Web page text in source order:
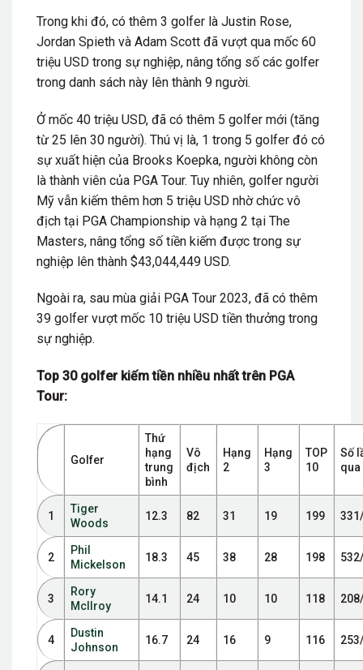
Trong khi đó, có thêm 3 golfer là Justin Rose,
Jordan Spieth và Adam Scott đã vượt qua mốc 60
triệu USD trong sự nghiệp, nâng tổng số các golfer
trong danh sách này lên thành 9 người.
Ở mốc 40 triệu USD, đã có thêm 5 golfer mới (tăng
từ 25 lên 30 người). Thú vị là, 1 trong 5 golfer đó có
sự xuất hiện của Brooks Koepka, người không còn
là thành viên của PGA Tour. Tuy nhiên, golfer người
Mỹ vẫn kiếm thêm hơn 5 triệu USD nhờ chức vô
địch tại PGA Championship và hạng 2 tại The
Masters, nâng tổng số tiền kiếm được trong sự
nghiệp lên thành $43,044,449 USD.
Ngoài ra, sau mùa giải PGA Tour 2023, đã có thêm
39 golfer vượt mốc 10 triệu USD tiền thưởng trong
sự nghiệp.
Top 30 golfer kiếm tiền nhiều nhất trên PGA
Tour:
Golfer
Thứ
hạng
trung
bình
Vô
địch
Hạng
2
Hạng
3
TOP
10
Số
qua
1
Tiger
Woods
12.3 82 31 19 199
2
Phil
Mickelson
18.3 45 38 28 198
3
Rory
McIlroy
14.1 24 10 10 118
4
Dustin
Johnson
16.7 24 16 9 116